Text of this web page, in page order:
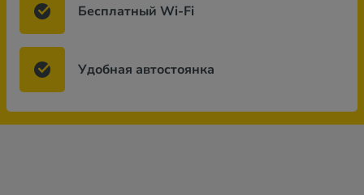
Бесплатный Wi-Fi
Удобная автостоянка